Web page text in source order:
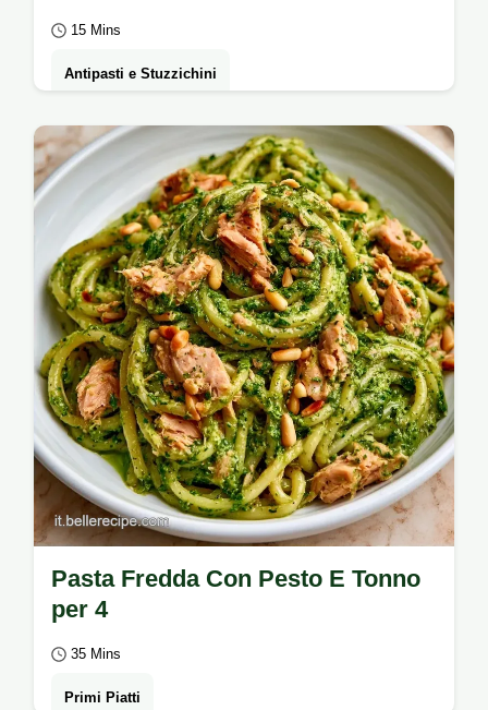
15 Mins
Antipasti e Stuzzichini
Un connubio di freschezza e cremosità è
l'Antipasto Freddo con Pesto e Mozzarella.
Pasta Fredda Con Pesto E Tonno
per 4
35 Mins
Primi Piatti